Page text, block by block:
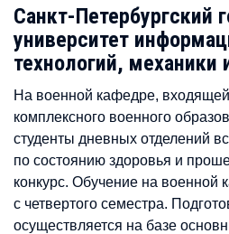
Санкт-Петербургский
университет
технологий, механики
На военной кафедре, входящей
комплексного военного
студенты дневных отделений
по состоянию здоровья и
конкурс. Обучение на военной
с четвертого семестра.
осуществляется на базе